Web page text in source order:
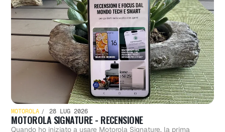
MOTOROLA 28 LUG 2026
MOTOROLA SIGNATURE - RECENSIONE
Quando ho iniziato a usare Motorola Signature, la prima